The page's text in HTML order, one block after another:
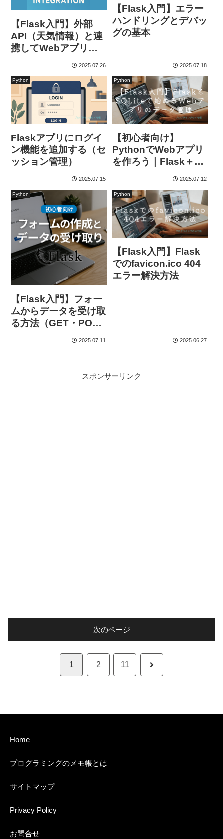
【Flask入門】外部
API（天気情報）と連
携してWebアプリを
2025.07.26
【Flask入門】エラー
ハンドリングとデバッ
グの基本
2025.07.18
Python
Flaskアプリにログイ
ン機能を追加する（セ
ッション管理）
2025.07.15
Python
【初心者向け】
PythonでWebアプリ
を作ろう｜Flask＋
門
2025.07.12
Python
【Flask入門】フォー
ムからデータを受け取
る方法（GET・POST
2025.07.11
Python
【Flask入門】Flask
でのfavicon.ico 404
エラー解決方法
2025.06.27
スポンサーリンク
次のページ
1 2 11 次
Home
プログラミングのメモ帳とは
サイトマップ
Privacy Policy
お問合せ